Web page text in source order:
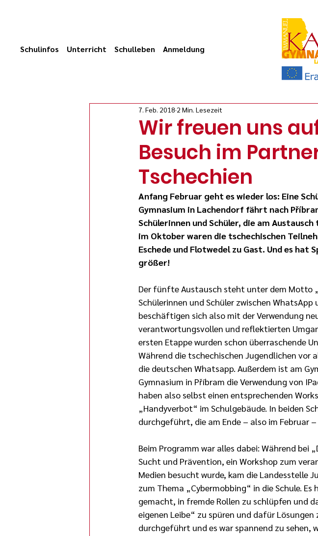
Schulinfos Unterricht Schulleben Anmeldung
Wir freuen uns
Besuch im
Tschechien
7. Feb. 2018 2 Min. Lesezeit
Anfang Februar geht es wieder los: Eine
Gymnasium in Lachendorf fährt nach
Schülerinnen und Schüler, die am
im Oktober waren die tschechischen
Eschede und Flotwedel zu Gast. Und es
größer!
Der fünfte Austausch steht unter dem Motto
Schülerinnen und Schüler zwischen
beschäftigen sich also mit der Verwendung
verantwortungsvollen und reflektierten
ersten Etappe wurden schon überraschende
Während die tschechischen Jugendlichen vor
die deutschen Whatsapp. Außerdem ist am
Gymnasium in Příbram die Verwendung von
haben also selbst einen entsprechenden
„Handyverbot“ im Schulgebäude. In beiden
durchgeführt, die am Ende – also im Februar
Beim Programm war alles dabei: Während bei
Sucht und Prävention, ein Workshop zum
Medien besucht wurde, kam die Landesstelle
zum Thema „Cybermobbing“ in die Schule.
gemacht, in fremde Rollen zu schlüpfen und
eigenen Leibe“ zu spüren und dafür
durchgeführt und es war spannend zu sehen,